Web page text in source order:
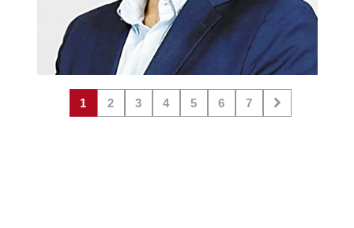
1 2 3 4 5 6 7